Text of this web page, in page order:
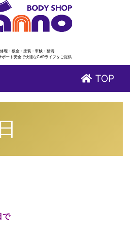
理・板金・塗装・車検・整備
ポート安全で快適なCARライフをご提供
TOP
で